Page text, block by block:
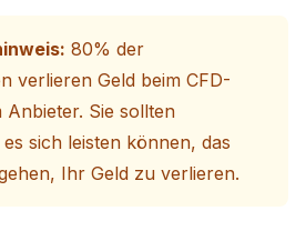
80% der
verlieren Geld beim CFD-
Anbieter. Sie sollten
sich leisten können, das
Ihr Geld zu verlieren.